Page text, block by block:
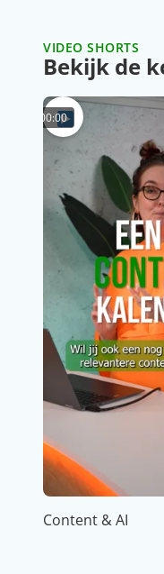
VIDEO SHORTS
Bekijk de
00:00
Content & AI